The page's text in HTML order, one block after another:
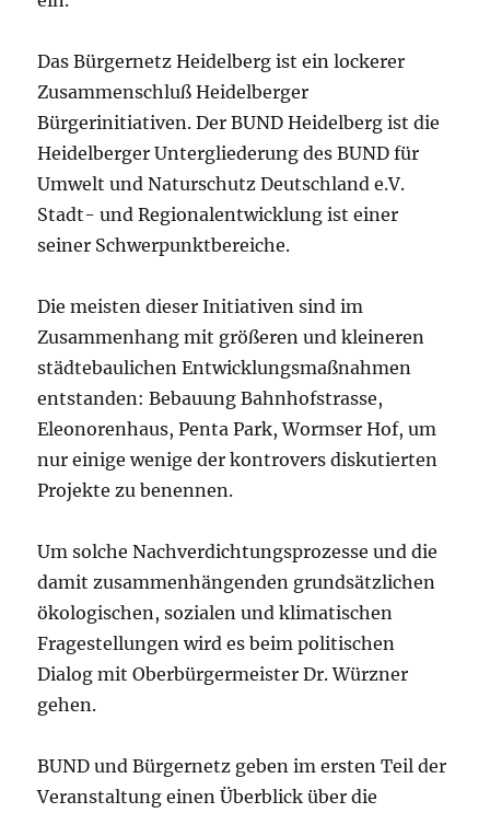
Das Bürgernetz Heidelberg ist ein lockerer
Zusammenschluß Heidelberger
Bürgerinitiativen. Der BUND Heidelberg ist die
Heidelberger Untergliederung des BUND für
Umwelt und Naturschutz Deutschland e.V.
Stadt- und Regionalentwicklung ist einer
seiner Schwerpunktbereiche.
Die meisten dieser Initiativen sind im
Zusammenhang mit größeren und kleineren
städtebaulichen Entwicklungsmaßnahmen
entstanden: Bebauung Bahnhofstrasse,
Eleonorenhaus, Penta Park, Wormser Hof, um
nur einige wenige der kontrovers diskutierten
Projekte zu benennen.
Um solche Nachverdichtungsprozesse und die
damit zusammenhängenden grundsätzlichen
ökologischen, sozialen und klimatischen
Fragestellungen wird es beim politischen
Dialog mit Oberbürgermeister Dr. Würzner
gehen.
BUND und Bürgernetz geben im ersten Teil der
Veranstaltung einen Überblick über die